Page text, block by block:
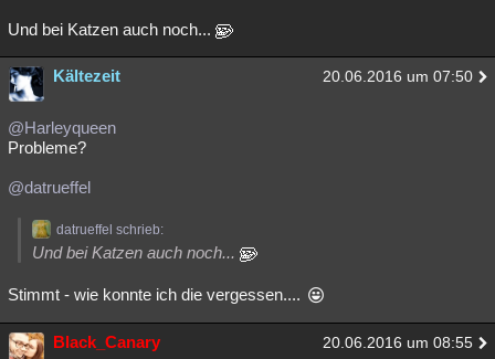
Und bei Katzen auch noch...
Kältezeit 20.06.2016 um 07:50
@Harleyqueen
Probleme?
@datrueffel
datrueffel schrieb:
Und bei Katzen auch noch...
Stimmt - wie konnte ich die vergessen....
Black_Canary 20.06.2016 um 08:55